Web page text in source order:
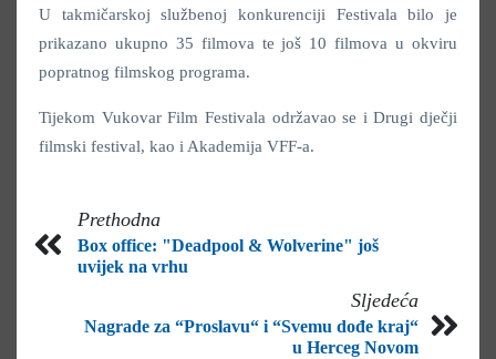
U takmičarskoj službenoj konkurenciji Festivala bilo je
prikazano ukupno 35 filmova te još 10 filmova u okviru
popratnog filmskog programa.
Tijekom Vukovar Film Festivala održavao se i Drugi dječji
filmski festival, kao i Akademija VFF-a.
Prethodna
Box office: "Deadpool & Wolverine" još
uvijek na vrhu
Sljedeća
Nagrade za “Proslavu“ i “Svemu dođe kraj“
u Herceg Novom